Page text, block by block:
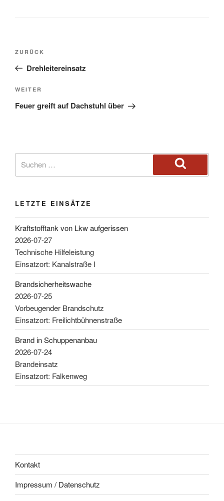
ZURÜCK
Drehleitereinsatz
WEITER
Feuer greift auf Dachstuhl über
LETZTE EINSÄTZE
Kraftstofftank von Lkw aufgerissen
2026-07-27
Technische Hilfeleistung
Einsatzort: Kanalstraße I
Brandsicherheitswache
2026-07-25
Vorbeugender Brandschutz
Einsatzort: Freilichtbühnenstraße
Brand in Schuppenanbau
2026-07-24
Brandeinsatz
Einsatzort: Falkenweg
Kontakt
Impressum / Datenschutz